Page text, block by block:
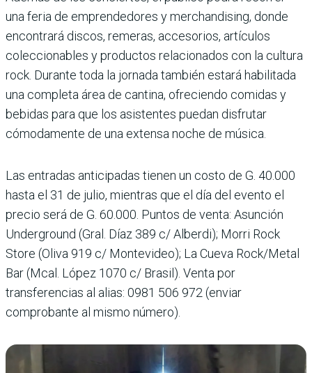
una feria de emprendedores y merchandising, donde
encontrará discos, remeras, accesorios, artículos
coleccionables y productos relacionados con la cultura
rock. Durante toda la jornada también estará habilitada
una completa área de cantina, ofreciendo comidas y
bebidas para que los asistentes puedan disfrutar
cómodamente de una extensa noche de música.
Las entradas anticipadas tienen un costo de G. 40.000
hasta el 31 de julio, mientras que el día del evento el
precio será de G. 60.000. Puntos de venta: Asunción
Underground (Gral. Díaz 389 c/ Alberdi); Morri Rock
Store (Oliva 919 c/ Montevideo); La Cueva Rock/Metal
Bar (Mcal. López 1070 c/ Brasil). Venta por
transferencias al alias: 0981 506 972 (enviar
comprobante al mismo número).